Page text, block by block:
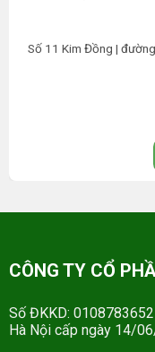
Số 11 Kim Đồng |
CÔNG TY CỔ
Số ĐKKD:
Hà Nội cấp ngày 14/